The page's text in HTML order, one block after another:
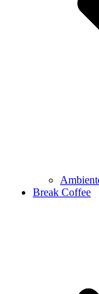
Break Coffee